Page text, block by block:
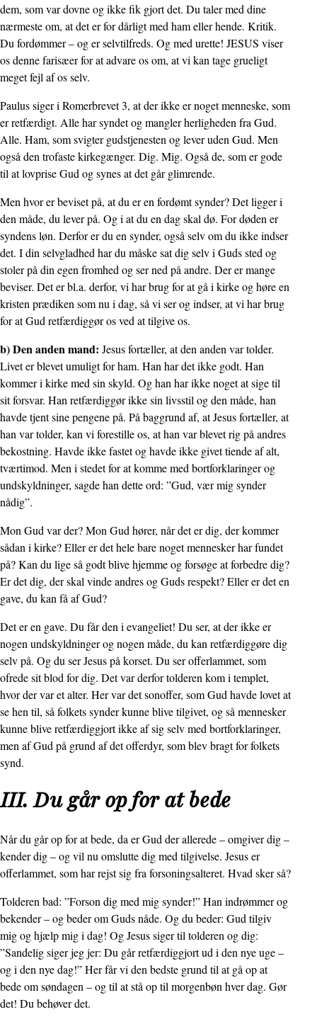
dem, som var dovne og ikke fik gjort det. Du taler med dine
nærmeste om, at det er for dårligt med ham eller hende. Kritik.
Du fordømmer – og er selvtilfreds. Og med urette! JESUS viser
os denne farisæer for at advare os om, at vi kan tage grueligt
meget fejl af os selv.
Paulus siger i Romerbrevet 3, at der ikke er noget menneske, som
er retfærdigt. Alle har syndet og mangler herligheden fra Gud.
Alle. Ham, som svigter gudstjenesten og lever uden Gud. Men
også den trofaste kirkegænger. Dig. Mig. Også de, som er gode
til at lovprise Gud og synes at det går glimrende.
Men hvor er beviset på, at du er en fordømt synder? Det ligger i
den måde, du lever på. Og i at du en dag skal dø. For døden er
syndens løn. Derfor er du en synder, også selv om du ikke indser
det. I din selvgladhed har du måske sat dig selv i Guds sted og
stoler på din egen fromhed og ser ned på andre. Der er mange
beviser. Det er bl.a. derfor, vi har brug for at gå i kirke og høre en
kristen prædiken som nu i dag, så vi ser og indser, at vi har brug
for at Gud retfærdiggør os ved at tilgive os.
b) Den anden mand: Jesus fortæller, at den anden var tolder.
Livet er blevet umuligt for ham. Han har det ikke godt. Han
kommer i kirke med sin skyld. Og han har ikke noget at sige til
sit forsvar. Han retfærdiggør ikke sin livsstil og den måde, han
havde tjent sine pengene på. På bag­grund af, at Jesus fortæller, at
han var tolder, kan vi forestille os, at han var blevet rig på andres
be­kost­ning. Havde ikke fastet og havde ikke givet tiende af alt,
tværtimod. Men i stedet for at kom­me med bortforklaringer og
undskyldninger, sagde han dette ord: ”Gud, vær mig synder
nådig”.
Mon Gud var der? Mon Gud hører, når det er dig, der kommer
sådan i kirke? Eller er det hele bare noget mennesker har fundet
på? Kan du lige så godt blive hjemme og forsøge at forbedre dig?
Er det dig, der skal vinde andres og Guds respekt? Eller er det en
gave, du kan få af Gud?
Det er en gave. Du får den i evangeliet! Du ser, at der ikke er
nogen undskyldninger og nogen måde, du kan retfærdiggøre dig
selv på. Og du ser Jesus på korset. Du ser offerlammet, som
ofrede sit blod for dig. Det var derfor tolderen kom i templet,
hvor der var et alter. Her var det sonoffer, som Gud havde lovet at
se hen til, så folkets synder kunne blive tilgivet, og så mennesker
kunne blive retfærdiggjort ikke af sig selv med bortforklaringer,
men af Gud på grund af det offerdyr, som blev bragt for folkets
synd.
III. Du går op for at bede
Når du går op for at bede, da er Gud der allerede – omgiver dig –
kender dig – og vil nu omslutte dig med tilgivelse. Jesus er
offerlammet, som har rejst sig fra forsoningsalteret. Hvad sker så?
Tolderen bad: ”Forson dig med mig synder!” Han indrømmer og
bekender – og beder om Guds nåde. Og du beder: Gud tilgiv
mig og hjælp mig i dag! Og Jesus siger til tolderen og dig:
”Sandelig siger jeg jer: Du går retfærdiggjort ud i den nye uge –
og i den nye dag!” Her får vi den bedste grund til at gå op at
bede om søndagen – og til at stå op til morgenbøn hver dag. Gør
det! Du behøver det.